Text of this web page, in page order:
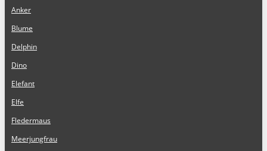
Anker
Blume
Delphin
Dino
Elefant
Elfe
Fledermaus
Meerjungfrau